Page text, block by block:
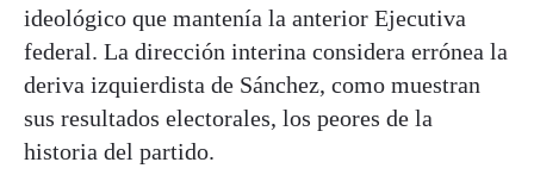
ideológico que mantenía la anterior Ejecutiva
federal. La dirección interina considera errónea la
deriva izquierdista de Sánchez, como muestran
sus resultados electorales, los peores de la
historia del partido.